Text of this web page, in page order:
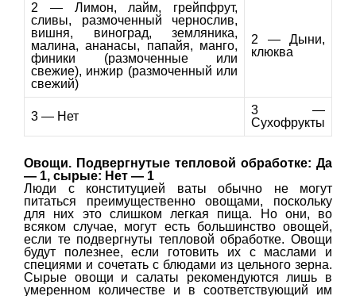
2 — Лимон, лайм, грейпфрут,
сливы, размоченный чернослив,
вишня, виноград, земляника,
малина, ананасы, папайя, манго,
финики (размоченные или
свежие), инжир (размоченный или
свежий)
2 — Дыни,
клюква
3 — Нет
3 —
Сухофрукты
Овощи. Подвергнутые тепловой обработке: Да
— 1, сырые: Нет — 1
Люди с конституцией ваты обычно не могут
питаться преимущественно овощами, поскольку
для них это слишком легкая пища. Но они, во
всяком случае, могут есть большинство овощей,
если те подвергнуты тепловой обработке. Овощи
будут полезнее, если готовить их с маслами и
специями и сочетать с блюдами из цельного зерна.
Сырые овощи и салаты рекомендуются лишь в
умеренном количестве и в соответствующий им